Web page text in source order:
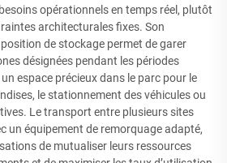
opérationnels en temps réel, plutôt
architecturales fixes. Son
de stockage permet de garer
désignées pendant les périodes
espace précieux dans le parc pour le
le stationnement des véhicules ou
Le transport entre plusieurs sites
un équipement de remorquage adapté,
de mutualiser leurs ressources